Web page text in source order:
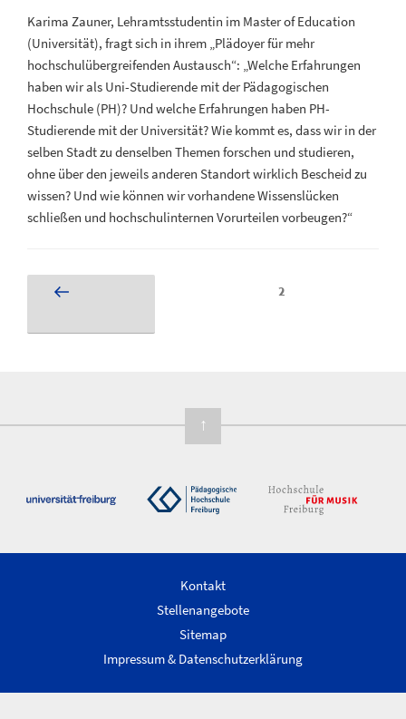
Karima Zauner, Lehramtsstudentin im Master of Education
(Universität), fragt sich in ihrem „Plädoyer für mehr
hochschulübergreifenden Austausch“: „Welche Erfahrungen
haben wir als Uni-Studierende mit der Pädagogischen
Hochschule (PH)? Und welche Erfahrungen haben PH-
Studierende mit der Universität? Wie kommt es, dass wir in der
selben Stadt zu denselben Themen forschen und studieren,
ohne über den jeweils anderen Standort wirklich Bescheid zu
wissen? Und wie können wir vorhandene Wissenslücken
schließen und hochschulinternen Vorurteilen vorbeugen?“
Vorherige
Seite2
↑
Kontakt
Stellenangebote
Sitemap
Impressum & Datenschutzerklärung